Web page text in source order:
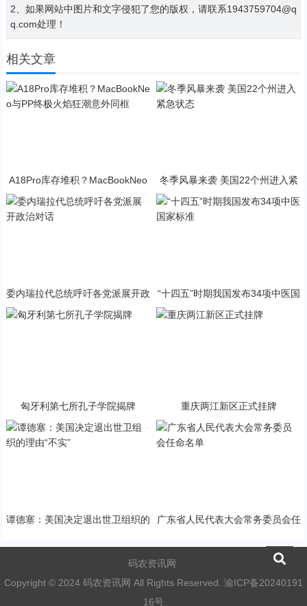
2、如果网站中图片和文字侵犯了您的版权，请联系1943759704@q
q.com处理！
相关文章
A18Pro库存堆积？MacBookNeo
与PP终极火焰狂潮意外同框
冬季风暴来袭 美国22个州进入紧
急状态
委内瑞拉代总统呼吁各党派展开政
“十四五”时期我国发布34项中医国
匈牙利第七所孔子学院揭牌 重庆两江新区正式挂牌
谭德塞：美国决定退出世卫组织的
广东省人民代表大会常务委员会任
码农资讯网
Copyright © 2024 码农资讯网 All Rights Reserved. 渝ICP备20240191
16号